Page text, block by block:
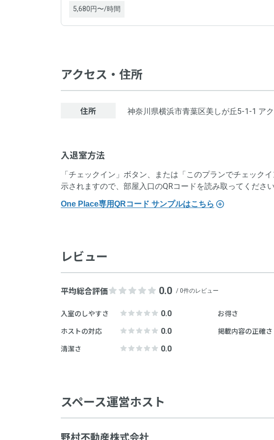
5,680円〜/時間
アクセス・住所
住所
神奈川県横浜市青葉区美しが丘5-1-1 ア
入退室方法
「チェックイン」ボタン、または「このプランでチェック
示されますので、部屋入口のQRコードを読み取ってください
One Place専用QRコード サンプルはこちら
レビュー
平均総合評価 0.0 / 0件のレビュー
入室のしやすさ 0.0
ホストの対応 0.0
清潔さ 0.0
お得さ
掲載内容の正確さ
スペース運営ホスト
野村不動産株式会社
プログラム特典内容